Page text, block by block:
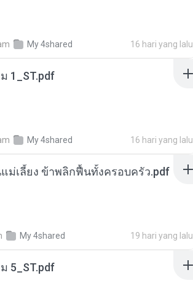
My 4shared 16 hari yang lalu
1_ST.pdf
My 4shared 16 hari yang lalu
ม่เลี้ยง ข้าพลิกฟื้นทั้งครอบครัว.pdf
My 4shared 19 hari yang lalu
5_ST.pdf